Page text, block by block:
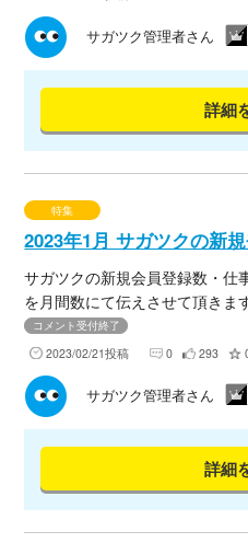
詳細
サガツク管理者さん
特集
2023年1月 サガツクの新
サガツクの新規会員登録数・仕
を月間数にて伝えさせて頂きま
数をブログにてまとめましたの
いませ。
コメント受付終了
2023/02/21投稿 0 293
詳細
サガツク管理者さん